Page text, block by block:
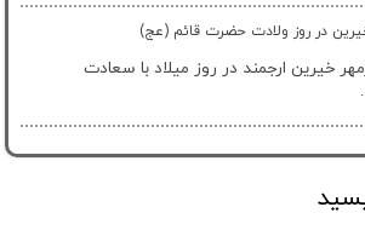
در روز ولادت حضرت قائم (عج)
خیرین ارجمند در روز میلاد با سعادت